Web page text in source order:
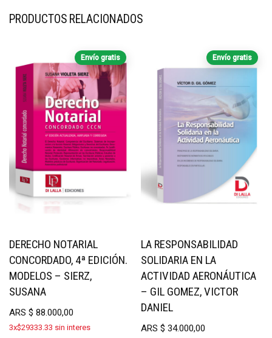
PRODUCTOS RELACIONADOS
Envío gratis
DERECHO NOTARIAL
CONCORDADO, 4ª EDICIÓN.
MODELOS – SIERZ,
SUSANA
ARS $ 88.000,00
3x$29333.33 sin interes
Envío gratis
LA RESPONSABILIDAD
SOLIDARIA EN LA
ACTIVIDAD AERONÁUTICA
– GIL GOMEZ, VICTOR
DANIEL
ARS$ 34.000,00